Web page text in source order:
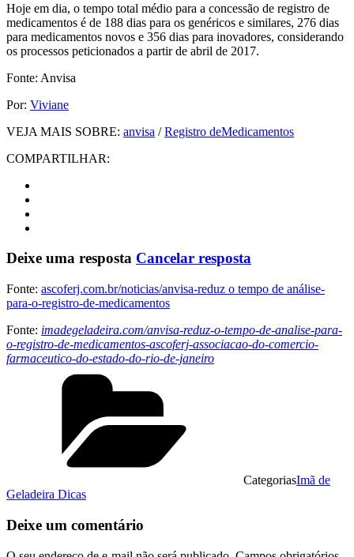
Hoje em dia, o tempo total médio para a concessão de registro de
medicamentos é de 188 dias para os genéricos e similares, 276 dias
para medicamentos novos e 356 dias para inovadores, considerando
os processos peticionados a partir de abril de 2017.
Fonte: Anvisa
Por: Viviane
VEJA MAIS SOBRE: anvisa /Registro deMedicamentos
COMPARTILHAR:
Deixe uma resposta Cancelar resposta
Fonte: ascoferj.com.br/noticias/anvisa-reduz o tempo de análise-
para-o-registro-de-medicamentos
Fonte: imadegeladeira.com/anvisa-reduz-o-tempo-de-analise-para-
o-registro-de-medicamentos-ascoferj-associacao-do-comercio-
farmaceutico-do-estado-do-rio-de-janeiro
CategoriasImã de
Geladeira Dicas
Deixe um comentário